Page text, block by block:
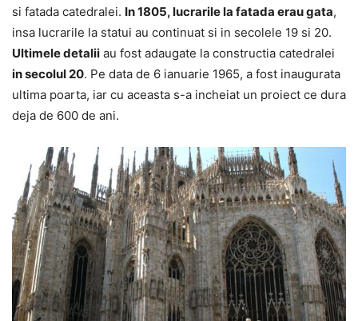
si fatada catedralei. In 1805, lucrarile la fatada erau gata,
insa lucrarile la statui au continuat si in secolele 19 si 20.
Ultimele detalii au fost adaugate la constructia catedralei
in secolul 20. Pe data de 6 ianuarie 1965, a fost inaugurata
ultima poarta, iar cu aceasta s-a incheiat un proiect ce dura
deja de 600 de ani.